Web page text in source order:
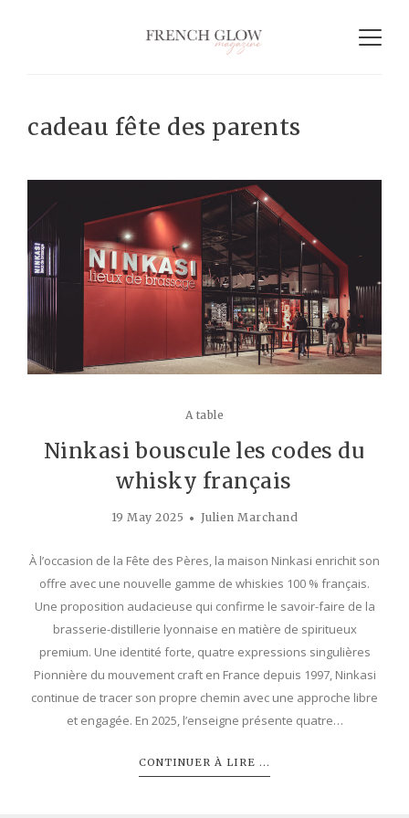
cadeau fête des parents
A table
Ninkasi bouscule les codes du
whisky français
19 May 2025 Julien Marchand
À l’occasion de la Fête des Pères, la maison Ninkasi enrichit son
offre avec une nouvelle gamme de whiskies 100 % français.
Une proposition audacieuse qui confirme le savoir-faire de la
brasserie-distillerie lyonnaise en matière de spiritueux
premium. Une identité forte, quatre expressions singulières
Pionnière du mouvement craft en France depuis 1997, Ninkasi
continue de tracer son propre chemin avec une approche libre
et engagée. En 2025, l’enseigne présente quatre…
CONTINUER À LIRE ...